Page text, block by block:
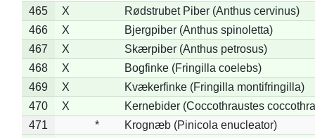
465
X
Rødstrubet Piber (Anthus cervinus)
466
X
Bjergpiber (Anthus spinoletta)
467
X
Skærpiber (Anthus petrosus)
468
X
Bogfinke (Fringilla coelebs)
469
X
Kvækerfinke (Fringilla montifringilla)
470
X
Kernebider (Coccothraustes
471
*
Krognæb (Pinicola enucleator)